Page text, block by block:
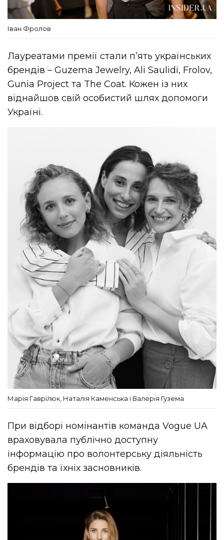
Іван Фролов
Лауреатами премії стали п’ять українських
брендів – Guzema Jewelry, Ali Saulidi, Frolov,
Gunia Project та The Coat. Кожен із них
віднайшов свій особистий шлях допомоги
Україні.
Марія Гаврілюк, Наталія Каменська і Валерія Гузема
При відборі номінантів команда Vogue UA
враховувала публічно доступну
інформацію про волонтерську діяльність
брендів та їхніх засновників.